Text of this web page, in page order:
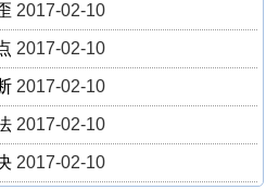
2017-02-10
2017-02-10
2017-02-10
2017-02-10
2017-02-10